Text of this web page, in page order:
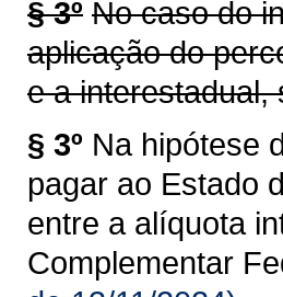
§ 3º No caso do
aplicação do
e a interestadual,
§ 3º Na hipótese
pagar ao Estado
entre a alíquota
Complementar